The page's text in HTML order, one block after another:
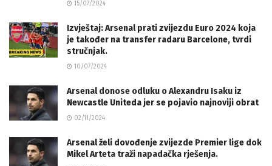
15/07/2024
Izvještaj: Arsenal prati zvijezdu Euro 2024 koja
je također na transfer radaru Barcelone, tvrdi
stručnjak.
10/07/2024
Arsenal donose odluku o Alexandru Isaku iz
Newcastle Uniteda jer se pojavio najnoviji obrat
02/11/2024
Arsenal želi dovođenje zvijezde Premier lige dok
Mikel Arteta traži napadačka rješenja.